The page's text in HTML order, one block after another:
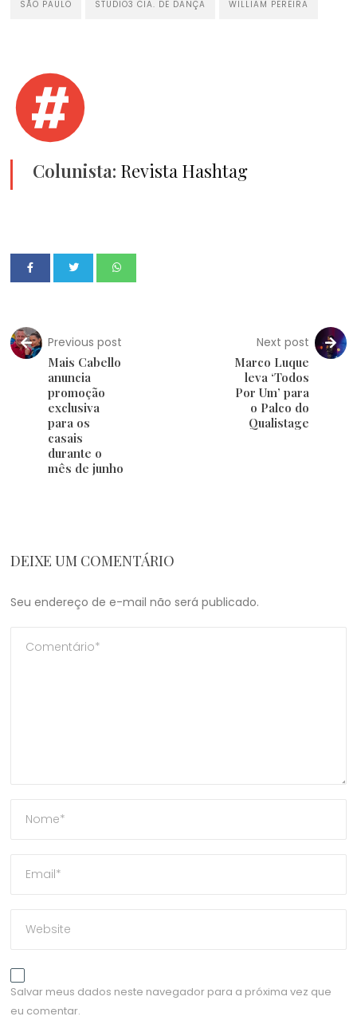
SÃO PAULO STUDIO3 CIA. DE DANÇA WILLIAM PEREIRA
Colunista: Revista Hashtag
Previous post
Mais Cabello
anuncia
promoção
exclusiva
para os
casais
durante o
mês de junho
Next post
Marco Luque
leva ‘Todos
Por Um’ para
o Palco do
Qualistage
DEIXE UM COMENTÁRIO
Seu endereço de e-mail não será publicado.
Salvar meus dados neste navegador para a próxima vez que
eu comentar.